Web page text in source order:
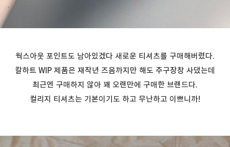
웍스아웃 포인트도 남아있겠다 새로운 티셔츠를 구매해버렸다.
칼하트 WIP 제품은 재작년 즈음까지만 해도 주구장창 사댔는데
최근엔 구매하지 않아 꽤 오랜만에 구매한 브랜드다.
컬리지 티셔츠는 기본이기도 하고 무난하고 이쁘니까!